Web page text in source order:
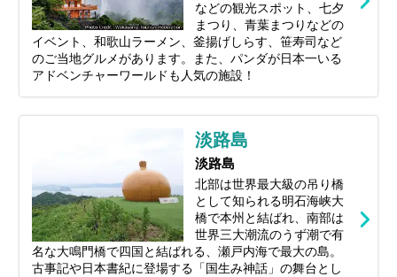
などの観光スポット、七夕
まつり、青葉まつりなどの
イベント、和歌山ラーメン、釜揚げしらす、笹寿司など
のご当地グルメがあります。また、パンダが日本一いる
アドベンチャーワールドも人気の施設！
淡路島
淡路島
北部は世界最大級の吊り橋
として知られる明石海峡大
橋で本州と結ばれ、南部は
世界三大潮流のうず潮で有
名な大鳴門橋で四国と結ばれる、瀬戸内海で最大の島。
古事記や日本書紀に登場する「国生み神話」の舞台とし